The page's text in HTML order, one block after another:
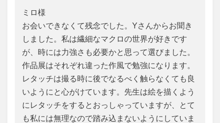
ミロ様
お会いできなくて残念でした。Yさんからお聞き
しました。私は繊細なマクロの世界が好きです
が、時には力強さも必要かと思って選びました。
作品展はそれぞれ違った作風で勉強になります。
レタッチは撮る時に後でなるべく触らなくても良
いようにと心がけています。先生は絵を描くよう
にレタッチをするとおっしゃっていますが、とて
も私には無理なので踏み込まないようにしていま